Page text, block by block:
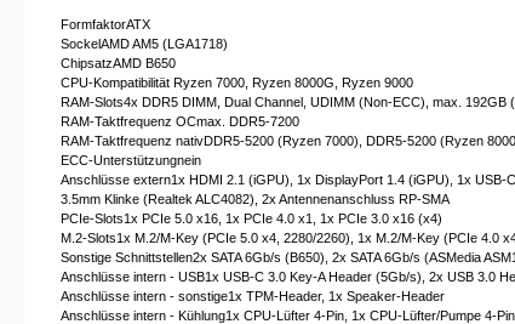
FormfaktorATX
SockelAMD AM5 (LGA1718)
ChipsatzAMD B650
CPU-Kompatibilität Ryzen 7000, Ryzen 8000G, Ryzen 9000
RAM-Slots4x DDR5 DIMM, Dual Channel, UDIMM (Non-ECC), max. 192GB
RAM-Taktfrequenz OCmax. DDR5-7200
RAM-Taktfrequenz nativDDR5-5200 (Ryzen 7000), DDR5-5200 (Ryzen
ECC-Unterstützungnein
Anschlüsse extern1x HDMI 2.1 (iGPU), 1x DisplayPort 1.4 (iGPU), 1x
3.5mm Klinke (Realtek ALC4082), 2x Antennenanschluss RP-SMA
PCIe-Slots1x PCIe 5.0 x16, 1x PCIe 4.0 x1, 1x PCIe 3.0 x16 (x4)
M.2-Slots1x M.2/​M-Key (PCIe 5.0 x4, 2280/​2260), 1x M.2/​M-Key (PCIe 4.0
Sonstige Schnittstellen2x SATA 6Gb/s (B650), 2x SATA 6Gb/s (ASMedia
Anschlüsse intern - USB1x USB-C 3.0 Key-A Header (5Gb/​s), 2x USB 3.0
Anschlüsse intern - sonstige1x TPM-Header, 1x Speaker-Header
Anschlüsse intern - Kühlung1x CPU-Lüfter 4-Pin, 1x CPU-Lüfter/​Pumpe 4-